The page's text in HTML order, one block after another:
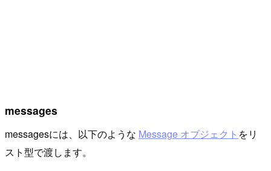
messages
messagesには、以下のような Message オブジェクト をリ
スト型で渡します。